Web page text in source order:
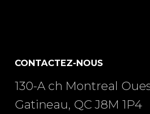
CONTACTEZ-NOUS
130-A ch Montreal
Gatineau, QC J8M 1P4